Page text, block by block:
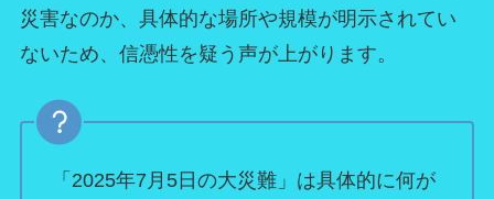
災害なのか、具体的な場所や規模が明示されてい
ないため、信憑性を疑う声が上がります。
「2025年7月5日の大災難」は具体的に何が